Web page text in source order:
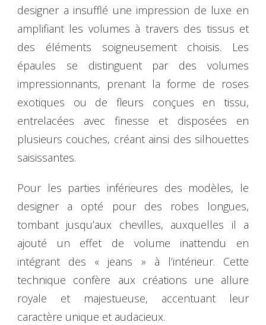
designer a insufflé une impression de luxe en
amplifiant les volumes à travers des tissus et
des éléments soigneusement choisis. Les
épaules se distinguent par des volumes
impressionnants, prenant la forme de roses
exotiques ou de fleurs conçues en tissu,
entrelacées avec finesse et disposées en
plusieurs couches, créant ainsi des silhouettes
saisissantes.
Pour les parties inférieures des modèles, le
designer a opté pour des robes longues,
tombant jusqu’aux chevilles, auxquelles il a
ajouté un effet de volume inattendu en
intégrant des « jeans » à l’intérieur. Cette
technique confère aux créations une allure
royale et majestueuse, accentuant leur
caractère unique et audacieux.